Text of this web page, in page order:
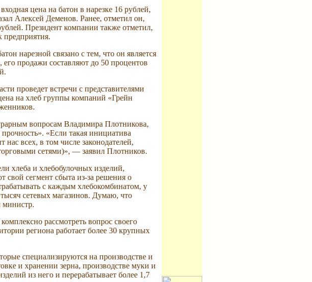
цена на батон в нарезке 16 рублей,
Алексей Деменов. Ранее, отметил он,
Президент компании также отметил,
предприятия.
нарезной связано с тем, что он является
продажи составляют до 50 процентов
проведет встречи с представителями
на хлеб группы компаний «Грейн
вопросам Владимира Плотникова,
«Если такая инициатива
нас всех, в том числе законодателей,
сетями)», — заявил Плотников.
хлеба и хлебобулочных изделий,
свой сегмент сбыта из-за решения о
с каждым хлебокомбинатом, у
сетевых магазинов. Думаю, что
министр.
рассмотреть вопрос своего
региона работает более 30 крупных
специализируются на производстве и
и хранении зерна, производстве муки и
из него и перерабатывает более 1,7